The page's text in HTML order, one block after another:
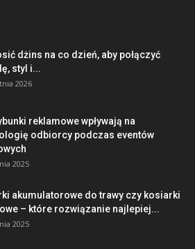
dżins na co dzień, aby połączyć
styl i...
2026
reklamowe wpływają na
odbiorcy podczas eventów
2025
akumulatorowe do trawy czy kosiarki
– które rozwiązanie najlepiej...
2025